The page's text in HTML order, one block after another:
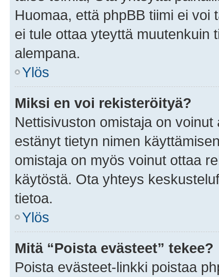
Huomaa, että phpBB tiimi ei
ei tule ottaa yteyttä muutenkuin
alempana.
Ylös
Miksi en voi rekisteröityä?
Nettisivuston omistaja on
estänyt tietyn nimen
omistaja on myös voinut ottaa
käytöstä. Ota yhteys
tietoa.
Ylös
Mitä “Poista evästeet” tekee?
Poista evästeet-linkki poistaa